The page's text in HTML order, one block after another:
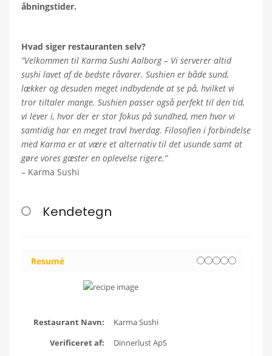
åbningstider.
Hvad siger restauranten selv?
”Velkommen til Karma Sushi Aalborg – Vi serverer altid
sushi lavet af de bedste råvarer. Sushien er både sund,
lækker og desuden meget indbydende at se på, hvilket vi
tror tiltaler mange. Sushien passer også perfekt til den tid,
vi lever i, hvor der er stor fokus på sundhed, men hvor vi
samtidig har en meget travl hverdag. Filosofien i forbindelse
med Karma er at være et alternativ til det usunde samt at
gøre vores gæster en oplevelse rigere.”
– Karma Sushi
Kendetegn
Resumé
Restaurant Navn:
Karma Sushi
Verificeret af:
Dinnerlust ApS